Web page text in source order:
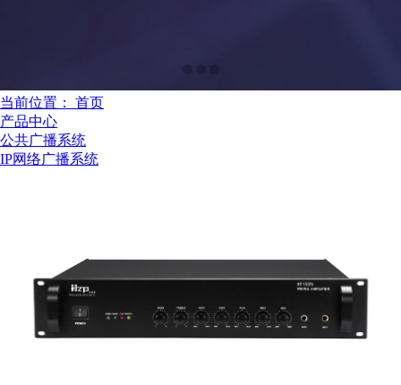
当前位置：
首页
产品中心
公共广播系统
IP网络广播系统